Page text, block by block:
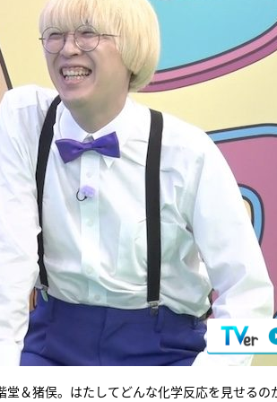
＆猪俣。はたしてどんな化学反応を見せるの